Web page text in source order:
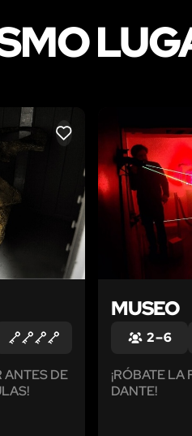
LIKE
ANTES DE
MUSEO
2 – 6
¡RÓBATE
DANTE!